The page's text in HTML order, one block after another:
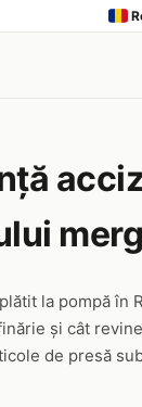
la pompă în
și cât
de presă